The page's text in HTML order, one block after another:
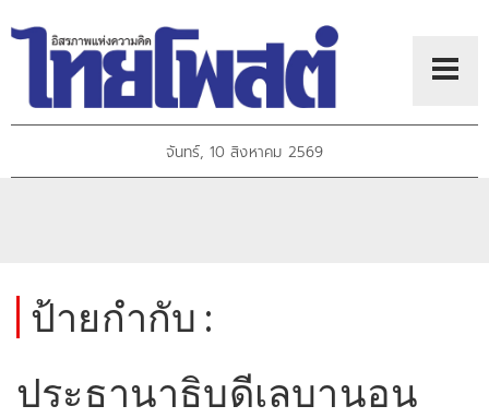
จันทร์, 10 สิงหาคม 2569
ป้ายกำกับ :
ประธานาธิบดีเลบานอน